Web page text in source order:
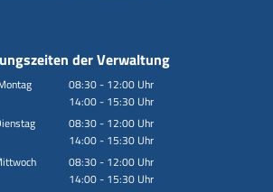
der Verwaltung
08:30- 12:00 Uhr
Von 08:30 bis 12:00 Uhr
14:00- 15:30 Uhr
Von 14:00 bis 15:30 Uhr
08:30- 12:00 Uhr
Von 08:30 bis 12:00 Uhr
14:00- 15:30 Uhr
Von 14:00 bis 15:30 Uhr
08:30- 12:00 Uhr
Von 08:30 bis 12:00 Uhr
14:00- 15:30 Uhr